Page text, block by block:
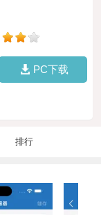
PC下载
排行